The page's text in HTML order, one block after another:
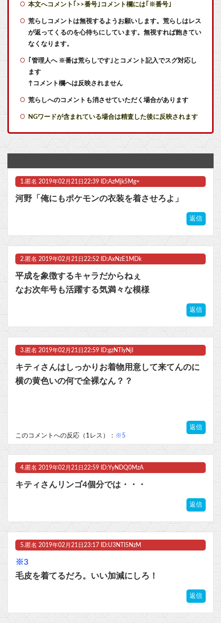
ドラクエ11クリアしたけどこれが名作？
実際『ゼルダ 時オカ』→『風タク』の時の空気感を知りたい
【ラブライブ！】LuckyFes'26配信中！他
RPGでレベル上げまくってボスも余裕にするやつｗｗｗｗ
RPGでレベル上げまくってボスも余裕にするやつｗｗｗｗ
【画像】なろう主人公さん、ガチでとんでもない理由で追放されるwww他
ビットコイン再び1600万円へ。ドル円は147円に
Powered by livedoor 相互RSS
本文へコメント｢>>番号｣コメント欄には｢※番号｣
荒らしコメントは無視するようお願いします。荒らしはレス
が返ってくるのを心待ちにしています。無視すれば飽きてい
なくなります。
｢管理人へ ※番は荒らしです｣とコメント記入でスグ対応し
ます
↑コメント欄へは反映されません
荒らしへのコメントも消させていただく場合があります
NGワードが含まれている場合は精査した後に反映されます
1. 匿名 2019年02月21日22:39 ID:AzMjk5Mg=
河野「俺にもポケモンの衣装を着させろよ」
返信
2. 匿名 2019年02月21日22:52 ID:AxNzE1MDk
平成を象徴するキャラだからねぇ
なお次年号も活躍する気満々な模様
返信
3. 匿名 2019年02月21日22:59 ID:gzNTIyNjI
キティさんはしっかりお着物用意して来てんのに
横の黄色いの何で全裸なん？？
返信
このコメントへの反応（1レス）： ※5
4. 匿名 2019年02月21日22:59 ID:YyNDQ0MzA
キティさんリンゴ4個分では・・・
返信
5. 匿名 2019年02月21日23:17 ID:U3NTI5NzM
※3
毛皮を着てるだろ。いい加減にしろ！
返信